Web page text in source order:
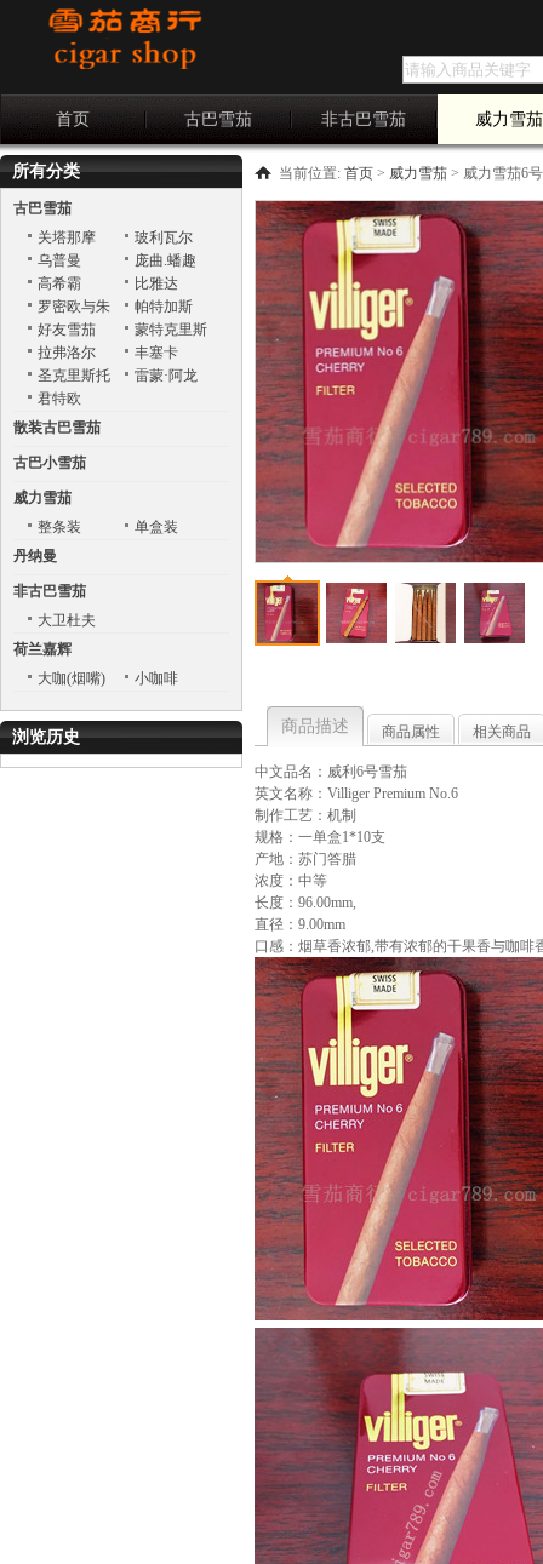
首页 古巴雪茄 非古巴雪茄 威力雪茄
所有分类
古巴雪茄
关塔那摩
玻利瓦尔
乌普曼
庞曲.蟠趣
Punch
高希霸
比雅达
罗密欧与朱
丽叶
帕特加斯
好友雪茄
蒙特克里斯
托
拉弗洛尔
丰塞卡
圣克里斯托
巴
雷蒙·阿龙
君特欧
散装古巴雪茄
古巴小雪茄
威力雪茄
整条装
单盒装
丹纳曼
非古巴雪茄
大卫杜夫
荷兰嘉辉
大咖(烟嘴)
小咖啡
浏览历史
当前位置: 首页 > 威力雪茄 > 威力雪茄6
商品描述 商品属性 相关商品
中文品名：威利6号雪茄
英文名称：Villiger Premium No.6
制作工艺：机制
规格：一单盒1*10支
产地：苏门答腊
浓度：中等
长度：96.00mm,
直径：9.00mm
口感：烟草香浓郁,带有浓郁的干果香与咖